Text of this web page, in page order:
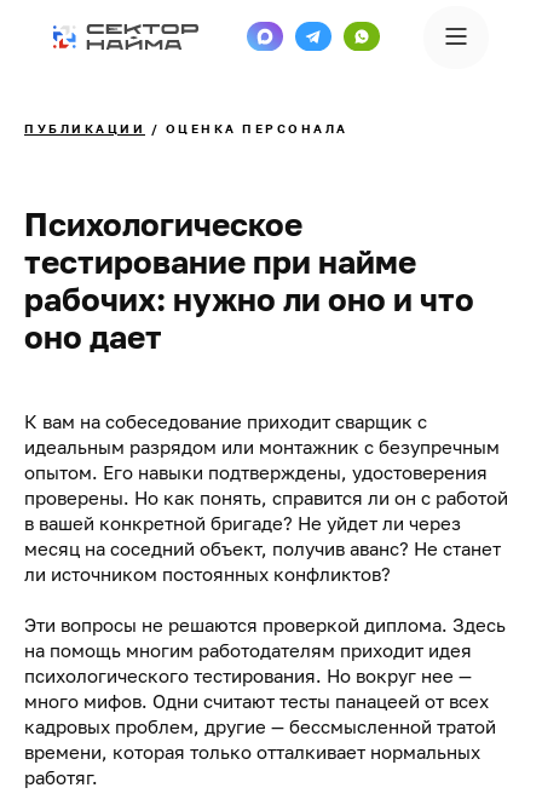
ПУБЛИКАЦИИ / ОЦЕНКА ПЕРСОНАЛА
Психологическое
тестирование при найме
рабочих: нужно ли оно и что
оно дает
К вам на собеседование приходит сварщик с
идеальным разрядом или монтажник с безупречным
опытом. Его навыки подтверждены, удостоверения
проверены. Но как понять, справится ли он с работой
в вашей конкретной бригаде? Не уйдет ли через
месяц на соседний объект, получив аванс? Не станет
ли источником постоянных конфликтов?
Эти вопросы не решаются проверкой диплома. Здесь
на помощь многим работодателям приходит идея
психологического тестирования. Но вокруг нее —
много мифов. Одни считают тесты панацеей от всех
кадровых проблем, другие — бессмысленной тратой
времени, которая только отталкивает нормальных
работяг.